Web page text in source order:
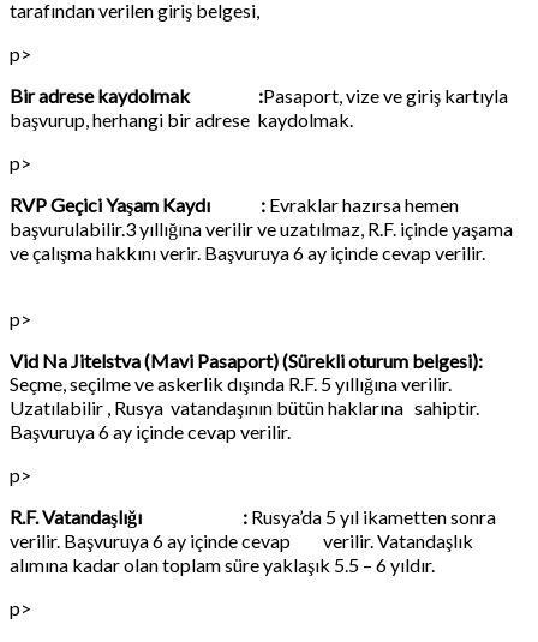
tarafından verilen giriş belgesi,
p>
Bir adrese kaydolmak :Pasaport, vize ve giriş kartıyla
başvurup, herhangi bir adrese kaydolmak.
p>
RVP Geçici Yaşam Kaydı : Evraklar hazırsa hemen
başvurulabilir.3 yıllığına verilir ve uzatılmaz, R.F. içinde yaşama
ve çalışma hakkını verir. Başvuruya 6 ay içinde cevap verilir.
p>
Vid Na Jitelstva (Mavi Pasaport) (Sürekli oturum belgesi):
Seçme, seçilme ve askerlik dışında R.F. 5 yıllığına verilir.
Uzatılabilir , Rusya vatandaşının bütün haklarına sahiptir.
Başvuruya 6 ay içinde cevap verilir.
p>
R.F. Vatandaşlığı : Rusya’da 5 yıl ikametten sonra
verilir. Başvuruya 6 ay içinde cevap verilir. Vatandaşlık
alımına kadar olan toplam süre yaklaşık 5.5 – 6 yıldır.
p>